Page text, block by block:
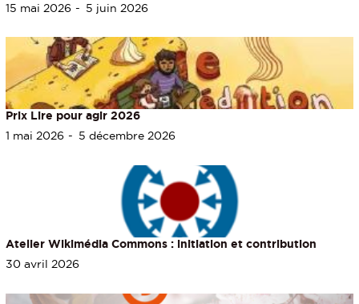
15 mai 2026
5 juin 2026
Prix Lire pour agir 2026
1 mai 2026
5 décembre 2026
Atelier Wikimédia Commons : initiation et contribution
30 avril 2026